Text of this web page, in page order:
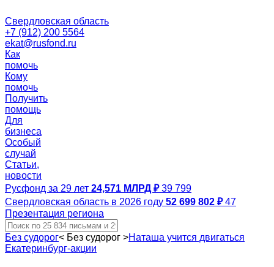
Свердловская область
+7 (912) 200 5564
ekat@rusfond.ru
Как
помочь
Кому
помочь
Получить
помощь
Для
бизнеса
Особый
случай
Статьи,
новости
Русфонд за 29 лет 24,571 МЛРД ₽ 39 799
Свердловская область в 2026 году 52 699 802 ₽ 47
Презентация региона
Без судорог< Без судорог >Наташа учится двигаться
Екатеринбург-акции